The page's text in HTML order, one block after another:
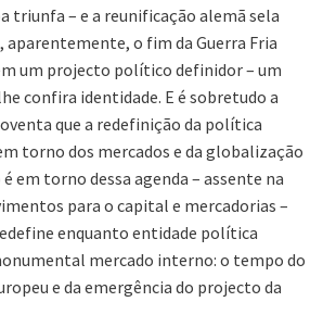
triunfa – e a reunificação alemã sela
aparentemente, o fim da Guerra Fria
um projecto político definidor – um
confira identidade. E é sobretudo a
que a redefinição da política
torno dos mercados e da globalização
em torno dessa agenda – assente na
para o capital e mercadorias –
enquanto entidade política
mercado interno: o tempo do
e da emergência do projecto da